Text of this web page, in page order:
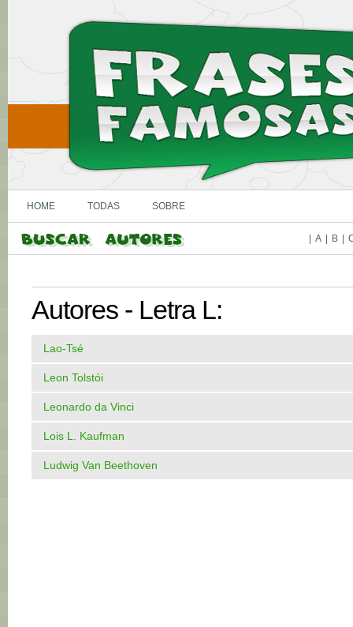
HOME TODAS SOBRE
A B
Autores - Letra L:
Lao-Tsé
Leon Tolstói
Leonardo da Vinci
Lois L. Kaufman
Ludwig Van Beethoven